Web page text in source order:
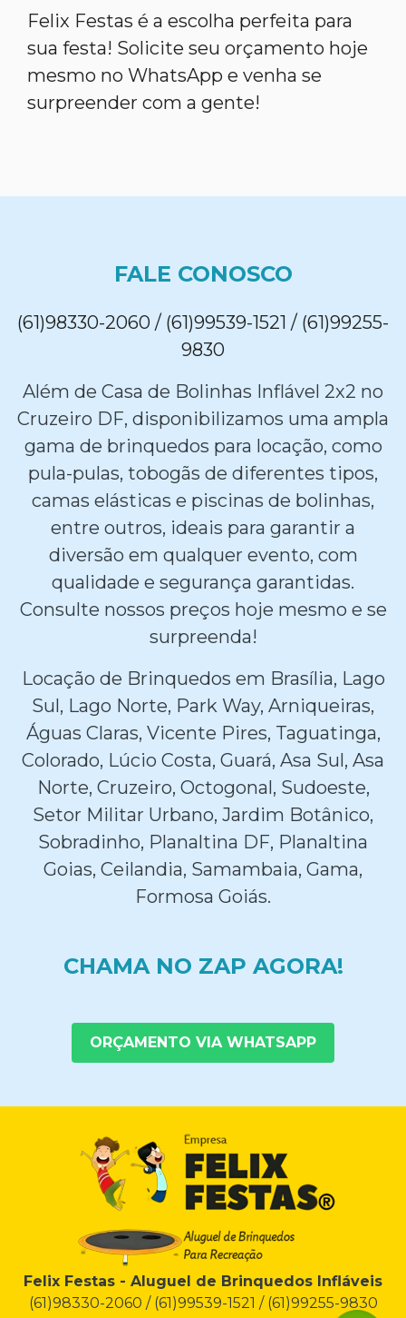
Felix Festas é a escolha perfeita para
sua festa! Solicite seu orçamento hoje
mesmo no WhatsApp e venha se
surpreender com a gente!
FALE CONOSCO
(61)98330-2060 / (61)99539-1521 / (61)99255-
9830
Além de Casa de Bolinhas Inflável 2x2 no
Cruzeiro DF, disponibilizamos uma ampla
gama de brinquedos para locação, como
pula-pulas, tobogãs de diferentes tipos,
camas elásticas e piscinas de bolinhas,
entre outros, ideais para garantir a
diversão em qualquer evento, com
qualidade e segurança garantidas.
Consulte nossos preços hoje mesmo e se
surpreenda!
Locação de Brinquedos em Brasília, Lago
Sul, Lago Norte, Park Way, Arniqueiras,
Águas Claras, Vicente Pires, Taguatinga,
Colorado, Lúcio Costa, Guará, Asa Sul, Asa
Norte, Cruzeiro, Octogonal, Sudoeste,
Setor Militar Urbano, Jardim Botânico,
Sobradinho, Planaltina DF, Planaltina
Goias, Ceilandia, Samambaia, Gama,
Formosa Goiás.
CHAMA NO ZAP AGORA!
ORÇAMENTO VIA WHATSAPP
Felix Festas - Aluguel de Brinquedos Infláveis
(61)98330-2060 / (61)99539-1521 / (61)99255-9830